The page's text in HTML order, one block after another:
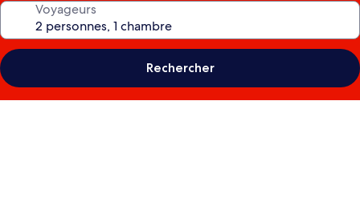
Voyageurs
Rechercher